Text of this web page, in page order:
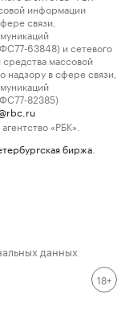
информации
связи,
63848) и сетевого
средства массовой
в сфере связи,
82385)
«РБК».
биржа
данных
18+